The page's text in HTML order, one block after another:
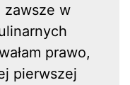
zawsze w
prawo,
pierwszej